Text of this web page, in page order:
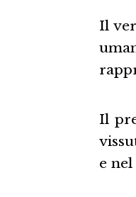
Il
Il
e